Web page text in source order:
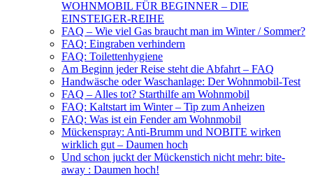
WOHNMOBIL FÜR BEGINNER – DIE
EINSTEIGER-REIHE
FAQ – Wie viel Gas braucht man im Winter / Sommer?
FAQ: Eingraben verhindern
FAQ: Toilettenhygiene
Am Beginn jeder Reise steht die Abfahrt – FAQ
Handwäsche oder Waschanlage: Der Wohnmobil-Test
FAQ – Alles tot? Starthilfe am Wohnmobil
FAQ: Kaltstart im Winter – Tip zum Anheizen
FAQ: Was ist ein Fender am Wohnmobil
Mückenspray: Anti-Brumm und NOBITE wirken
wirklich gut – Daumen hoch
Und schon juckt der Mückenstich nicht mehr: bite-
away : Daumen hoch!